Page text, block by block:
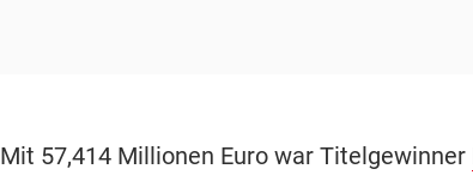
Mit 57,414 Millionen Euro war Titelgewinner